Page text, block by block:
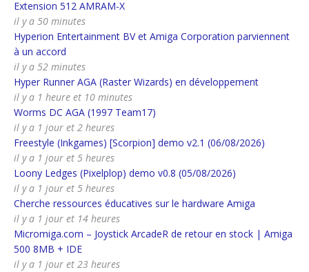
Extension 512 AMRAM-X
il y a 50 minutes
Hyperion Entertainment BV et Amiga Corporation parviennent
à un accord
il y a 52 minutes
Hyper Runner AGA (Raster Wizards) en développement
il y a 1 heure et 10 minutes
Worms DC AGA (1997 Team17)
il y a 1 jour et 2 heures
Freestyle (Inkgames) [Scorpion] demo v2.1 (06/08/2026)
il y a 1 jour et 5 heures
Loony Ledges (Pixelplop) demo v0.8 (05/08/2026)
il y a 1 jour et 5 heures
Cherche ressources éducatives sur le hardware Amiga
il y a 1 jour et 14 heures
Micromiga.com – Joystick ArcadeR de retour en stock | Amiga
500 8MB + IDE
il y a 1 jour et 23 heures